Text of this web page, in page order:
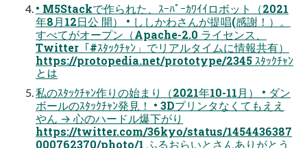
• M5Stackで作られた、ｽｰﾊﾟｰｶﾜｲｲロボット（2021
年8月12日公 開） • ししかわさんが提唱(感謝！）。
すべてがオープン（Apache-2.0 ライセンス、
Twitter「#ｽﾀｯｸﾁｬﾝ」でリアルタイムに情報共有）
https://protopedia.net/prototype/2345 ｽﾀｯｸﾁｬﾝ
とは
私のｽﾀｯｸﾁｬﾝ作りの始まり（2021年10-11月） • ダン
ボールのｽﾀｯｸﾁｬﾝ発見！ • 3Dプリンタなくてもええ
やん → 心のハードル爆下がり
https://twitter.com/36kyo/status/1454436387
000762370/photo/1 ふるおらいとさんありがとう